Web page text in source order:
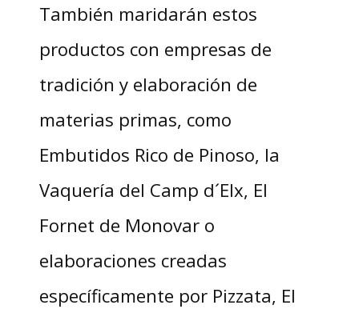
También maridarán estos
productos con empresas de
tradición y elaboración de
materias primas, como
Embutidos Rico de Pinoso, la
Vaquería del Camp d´Elx, El
Fornet de Monovar o
elaboraciones creadas
específicamente por Pizzata, El